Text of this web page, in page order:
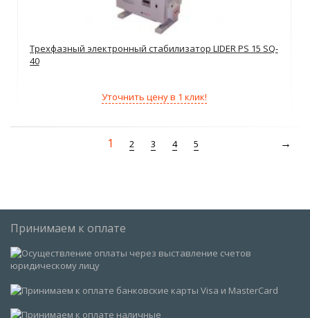
Трехфазный электронный стабилизатор LIDER PS 15 SQ-
40
Уточнить цену в 1 клик!
1 2 3 4 5
Принимаем к оплате